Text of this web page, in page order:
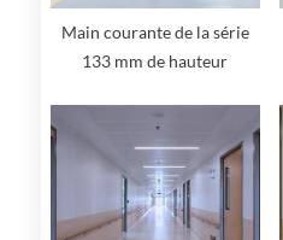
Main courante de la série
133 mm de hauteur